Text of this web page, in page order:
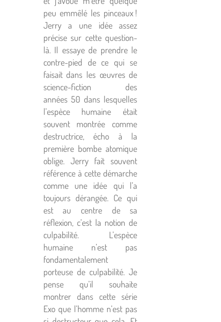
peu emmêlé les pinceaux !
Jerry a une idée assez
précise sur cette question-
là. Il essaye de prendre le
contre-pied de ce qui se
faisait dans les œuvres de
science-fiction des
années 50 dans lesquelles
l’espèce humaine était
souvent montrée comme
destructrice, écho à la
première bombe atomique
oblige. Jerry fait souvent
référence à cette démarche
comme une idée qui l’a
toujours dérangée. Ce qui
est au centre de sa
réflexion, c’est la notion de
culpabilité. L’espèce
humaine n’est pas
fondamentalement
porteuse de culpabilité. Je
pense qu’il souhaite
montrer dans cette série
Exo que l’homme n’est pas